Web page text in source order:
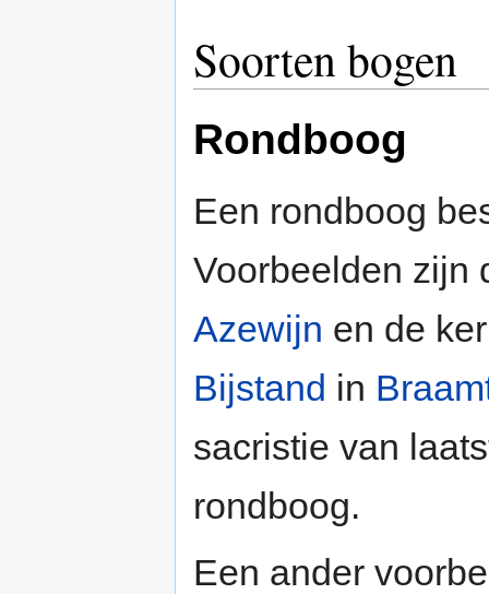
Soorten bogen
Rondboog
Een rondboog
Voorbeelden zijn
Azewijn en de
Bijstand in
sacristie van
rondboog.
Een ander